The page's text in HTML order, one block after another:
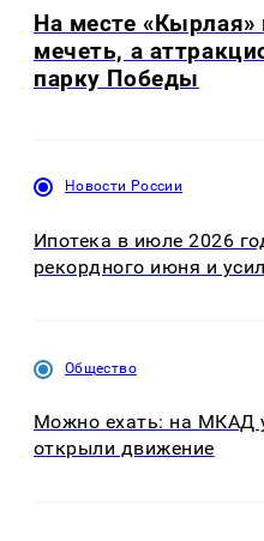
На месте «Кырлая»
мечеть, а
парку Победы
Новости России
Ипотека в июле 2026
рекордного июня и
Общество
Можно ехать: на МКАД
открыли движение